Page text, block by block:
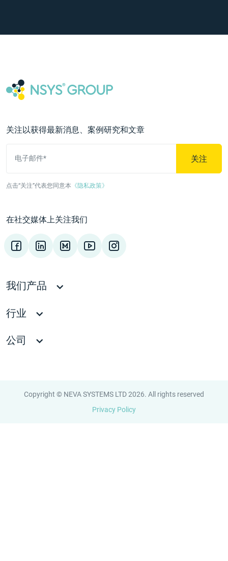
关注以获得最新消息、案例研究和文章
电子邮件* 关注
点击“关注”代表您同意本 《隐私政策》
在社交媒体上关注我们
我们产品
行业
公司
Copyright © NEVA SYSTEMS LTD 2026. All rights reserved
Privacy Policy